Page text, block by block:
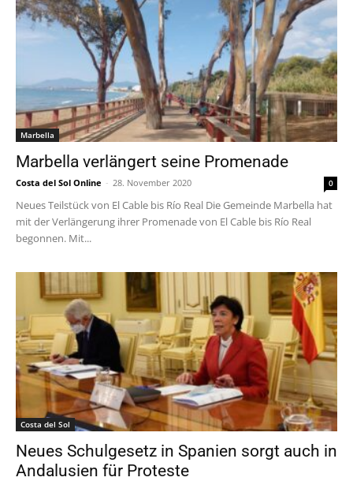
Marbella
Marbella verlängert seine Promenade
Costa del Sol Online - 28. November 2020 0
Neues Teilstück von El Cable bis Río Real Die Gemeinde Marbella hat
mit der Verlängerung ihrer Promenade von El Cable bis Río Real
begonnen. Mit...
Costa del Sol
Neues Schulgesetz in Spanien sorgt auch in
Andalusien für Proteste